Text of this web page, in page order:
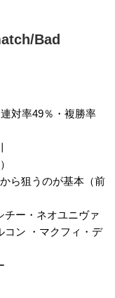
Bad
対率49％・複勝率
ら狙うのが基本（前
チー・ネオユニヴァ
コン ・マクフィ・デ